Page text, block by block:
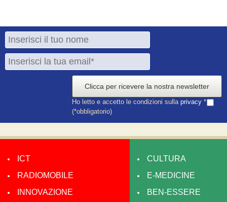
Clicca per ricevere la nostra newsletter
Ho letto e accetto le condizioni sulla privacy *
(*obbligatorio)
ICT
RADIOMOBILE
INNOVAZIONE
CULTURA
E-MEDICINE
BEN-ESSERE